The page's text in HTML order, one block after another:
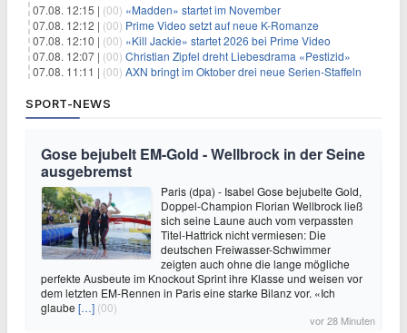
07.08. 12:15 | (00) «Madden» startet im November
07.08. 12:12 | (00) Prime Video setzt auf neue K-Romanze
07.08. 12:10 | (00) «Kill Jackie» startet 2026 bei Prime Video
07.08. 12:07 | (00) Christian Zipfel dreht Liebesdrama «Pestizid»
07.08. 11:11 | (00) AXN bringt im Oktober drei neue Serien-Staffeln
SPORT-NEWS
Gose bejubelt EM-Gold - Wellbrock in der Seine
ausgebremst
Paris (dpa) - Isabel Gose bejubelte Gold,
Doppel-Champion Florian Wellbrock ließ
sich seine Laune auch vom verpassten
Titel-Hattrick nicht vermiesen: Die
deutschen Freiwasser-Schwimmer
zeigten auch ohne die lange mögliche
perfekte Ausbeute im Knockout Sprint ihre Klasse und weisen vor
dem letzten EM-Rennen in Paris eine starke Bilanz vor. «Ich
glaube […] (00)
vor 28 Minuten